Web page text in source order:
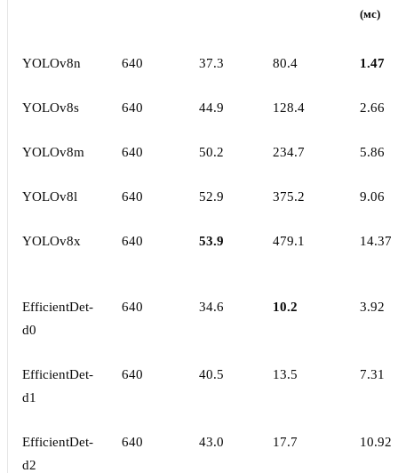
(мс)
YOLOv8n 640 37.3 80.4 1.47
YOLOv8s 640 44.9 128.4 2.66
YOLOv8m 640 50.2 234.7 5.86
YOLOv8l 640 52.9 375.2 9.06
YOLOv8x 640 53.9 479.1 14.37
EfficientDet-
d0
640 34.6 10.2 3.92
EfficientDet-
d1
640 40.5 13.5 7.31
EfficientDet-
d2
640 43.0 17.7 10.92